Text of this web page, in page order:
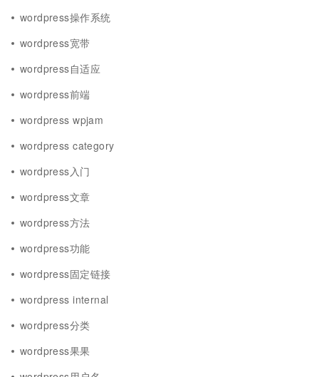
wordpress操作系统
wordpress宽带
wordpress自适应
wordpress前端
wordpress wpjam
wordpress category
wordpress入门
wordpress文章
wordpress方法
wordpress功能
wordpress固定链接
wordpress internal
wordpress分类
wordpress果果